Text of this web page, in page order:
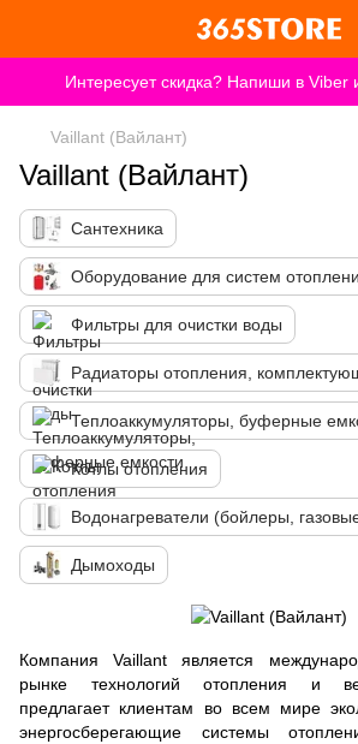
Интересует скидка? Напиши в Viber
Vaillant (Вайлант)
Vaillant (Вайлант)
Сантехника
Фильтры для очистки воды
Радиаторы отопления,
Теплоаккумуляторы, буферные
Котлы отопления
Водонагреватели (бойлеры,
Дымоходы
Компания Vaillant является
рынке технологий отопления и
предлагает клиентам во всем мире
энергосберегающие системы